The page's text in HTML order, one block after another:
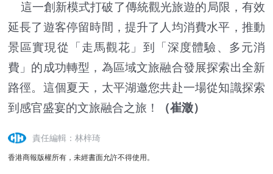
這一創新模式打破了傳統觀光旅遊的局限，有效
延長了遊客停留時間，提升了人均消費水平，推動
景區實現從「走馬觀花」到「深度體驗、多元消
費」的成功轉型，為區域文旅融合發展探索出全新
路徑。這個夏天，太平湖邀您共赴一場從知識探索
到感官盛宴的文旅融合之旅！
（崔澂）
責任編輯：林梓琦
香港商報版權所有，未經書面允許不得使用。